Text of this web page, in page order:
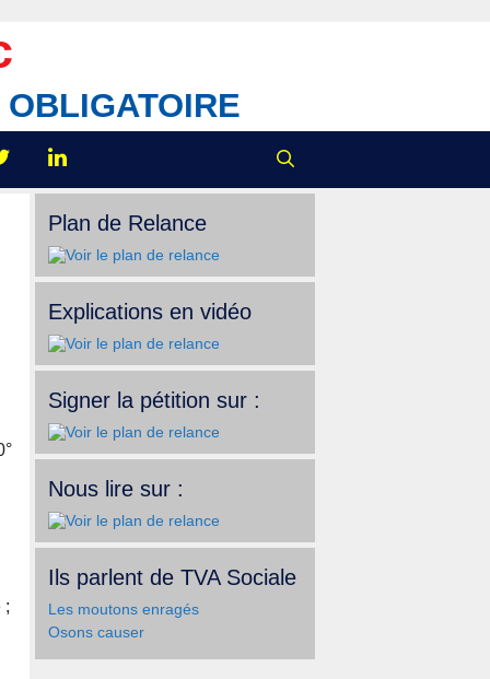
;
Plan de Relance
Explications en vidéo
Signer la pétition sur :
Nous lire sur :
Ils parlent de TVA Sociale
Les moutons enragés
Osons causer